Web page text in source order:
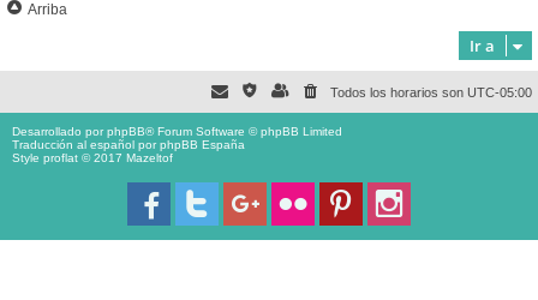
Arriba
Ir a
Todos los horarios son UTC-05:00
Desarrollado porphpBB® Forum Software © phpBB Limited
Traducción al español porphpBB España
Style proflat © 2017 Mazeltof